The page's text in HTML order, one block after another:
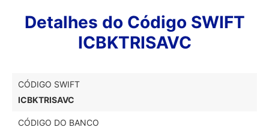
Detalhes do Código SWIFT
ICBKTRISAVC
CÓDIGO SWIFT
ICBKTRISAVC
CÓDIGO DO BANCO